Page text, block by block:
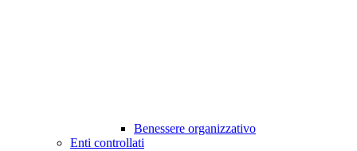
Benessere organizzativo
Enti controllati